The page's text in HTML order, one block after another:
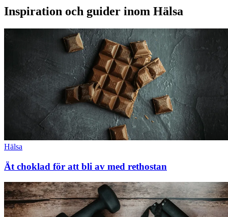
Inspiration och guider inom Hälsa
Hälsa
Ät choklad för att bli av med rethostan